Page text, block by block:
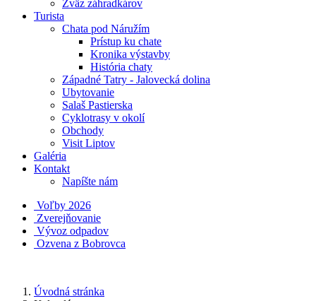
Zväz záhradkárov
Turista
Chata pod Náružím
Prístup ku chate
Kronika výstavby
História chaty
Západné Tatry - Jalovecká dolina
Ubytovanie
Salaš Pastierska
Cyklotrasy v okolí
Obchody
Visit Liptov
Galéria
Kontakt
Napíšte nám
Voľby 2026
Zverejňovanie
Vývoz odpadov
Ozvena z Bobrovca
Úvodná stránka